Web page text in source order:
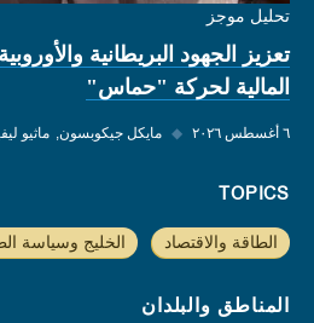
تحليل موجز
تعزيز الجهود البريطانية
المالية لحركة "حماس"
٦ أغسطس ٢٠٢٦ ◆ مايكل جيكوبسون ماثيو
TOPICS
الطاقة والاقتصاد الخليج وسياسة
المناطق والبلدان